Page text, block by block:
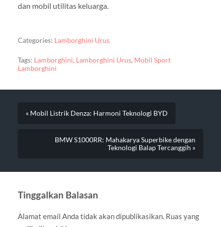
dan mobil utilitas keluarga.
Categories: Lamborghini Urus
Tags: Lamborghini, Lamborghini Urus, Mobil Sport
Lamborghini
« Mobil Listrik Denza: Harmoni Teknologi BYD
BMW S1000RR: Mahakarya Superbike dengan
Teknologi Balap Tercanggih »
Tinggalkan Balasan
Alamat email Anda tidak akan dipublikasikan. Ruas yang